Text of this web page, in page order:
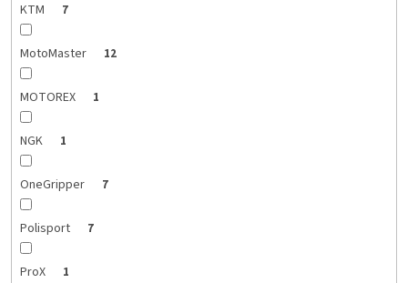
KTM 7
MotoMaster 12
MOTOREX 1
NGK 1
OneGripper 7
Polisport 7
ProX 1